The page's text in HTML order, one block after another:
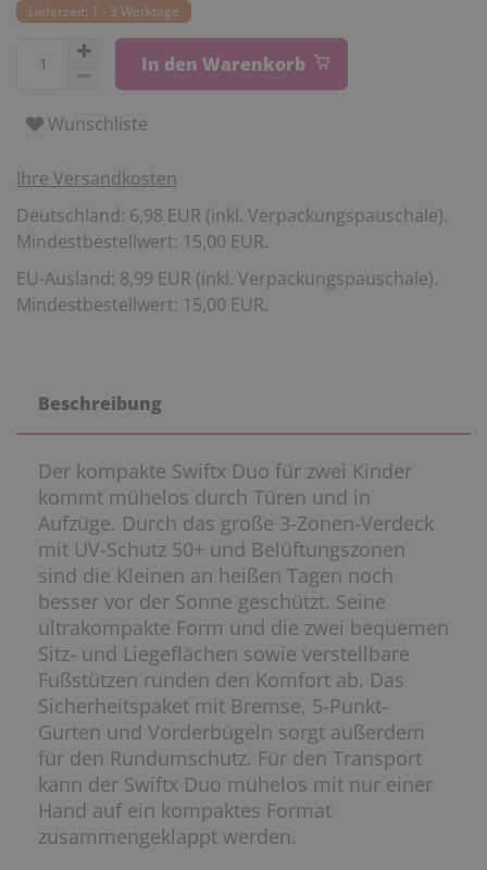
Lieferzeit: 1 - 3 Werktage
In den Warenkorb
Wunschliste
Ihre Versandkosten
Deutschland: 6,98 EUR (inkl. Verpackungspauschale).
Mindestbestellwert: 15,00 EUR.
EU-Ausland: 8,99 EUR (inkl. Verpackungspauschale).
Mindestbestellwert: 15,00 EUR.
Beschreibung
Der kompakte Swiftx Duo für zwei Kinder
kommt mühelos durch Türen und in
Aufzüge. Durch das große 3-Zonen-Verdeck
mit UV-Schutz 50+ und Belüftungszonen
sind die Kleinen an heißen Tagen noch
besser vor der Sonne geschützt. Seine
ultrakompakte Form und die zwei bequemen
Sitz- und Liegeflächen sowie verstellbare
Fußstützen runden den Komfort ab. Das
Sicherheitspaket mit Bremse, 5-Punkt-
Gurten und Vorderbügeln sorgt außerdem
für den Rundumschutz. Für den Transport
kann der Swiftx Duo mühelos mit nur einer
Hand auf ein kompaktes Format
zusammengeklappt werden.